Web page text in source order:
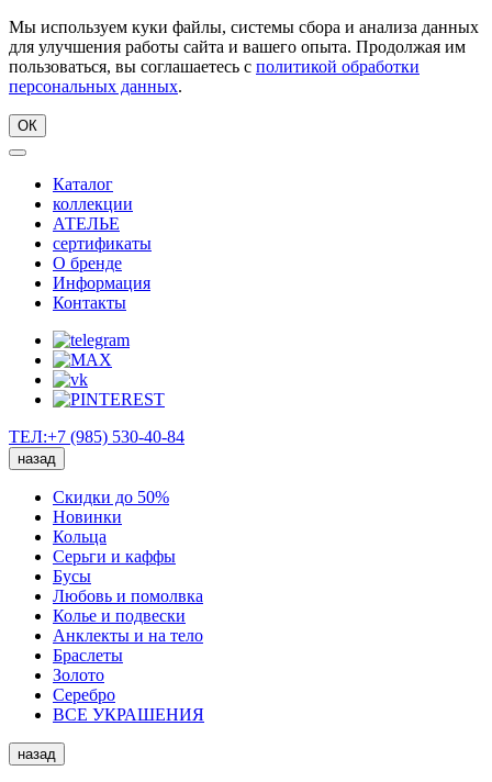
Мы используем куки файлы, системы сбора и анализа данных
для улучшения работы сайта и вашего опыта. Продолжая им
пользоваться, вы соглашаетесь с политикой обработки
персональных данных.
ОК
Каталог
коллекции
АТЕЛЬЕ
сертификаты
О бренде
Информация
Контакты
ТЕЛ:+7 (985) 530-40-84
назад
Скидки до 50%
Новинки
Кольца
Серьги и каффы
Бусы
Любовь и помолвка
Колье и подвески
Анклекты и на тело
Браслеты
Золото
Серебро
ВСЕ УКРАШЕНИЯ
назад